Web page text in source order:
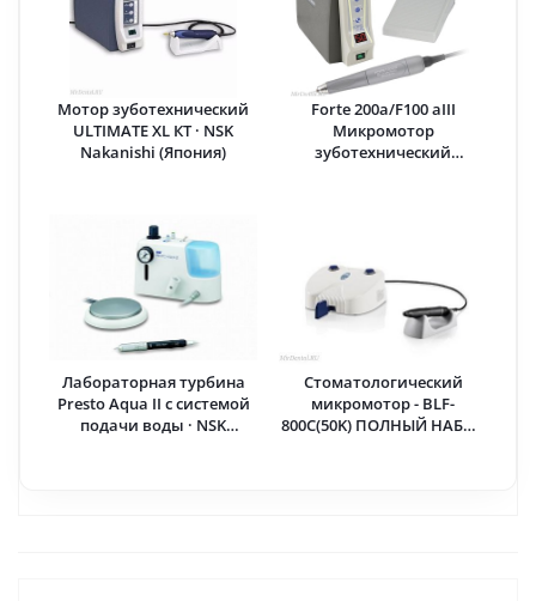
Мотор зуботехнический
ULTIMATE XL КT · NSK
Nakanishi (Япония)
Forte 200a/F100 aIII
Микромотор
зуботехнический
Лабораторная турбина
Presto Aqua II с системой
подачи воды · NSK
Стоматологический
микромотор - BLF-
800C(50K) ПОЛНЫЙ НАБОР